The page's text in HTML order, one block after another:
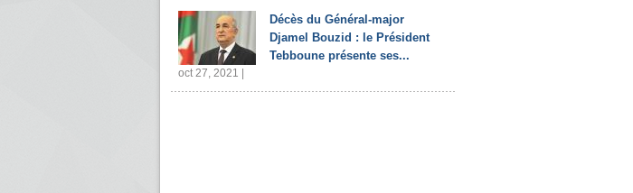
Décès du Général-major
Djamel Bouzid : le Président
Tebboune présente ses...
oct 27, 2021 |